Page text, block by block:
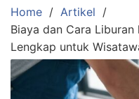
Pulau
Komodo
Labuan
Bajo
3
Home
Artikel
Biaya dan Cara Liburan
Lengkap untuk